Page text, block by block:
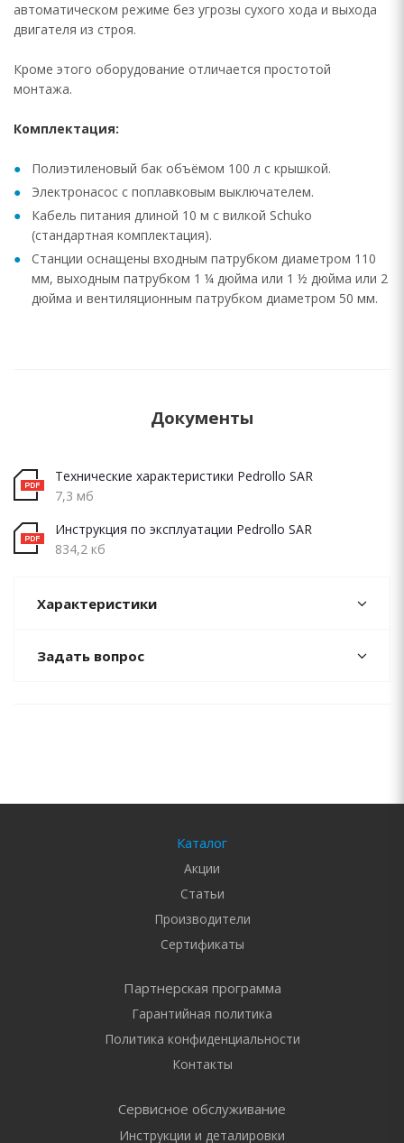
автоматическом режиме без угрозы сухого хода и выхода
двигателя из строя.
Кроме этого оборудование отличается простотой
монтажа.
Комплектация:
Полиэтиленовый бак объёмом 100 л с крышкой.
Электронасос с поплавковым выключателем.
Кабель питания длиной 10 м с вилкой Schuko
(стандартная комплектация).
Станции оснащены входным патрубком диаметром 110
мм, выходным патрубком 1 ¼ дюйма или 1 ½ дюйма или 2
дюйма и вентиляционным патрубком диаметром 50 мм.
Документы
Технические характеристики Pedrollo SAR
7,3 мб
Инструкция по эксплуатации Pedrollo SAR
834,2 кб
Характеристики
Задать вопрос
Каталог
Акции
Статьи
Производители
Сертификаты
Партнерская программа
Гарантийная политика
Политика конфиденциальности
Контакты
Сервисное обслуживание
Инструкции и деталировки